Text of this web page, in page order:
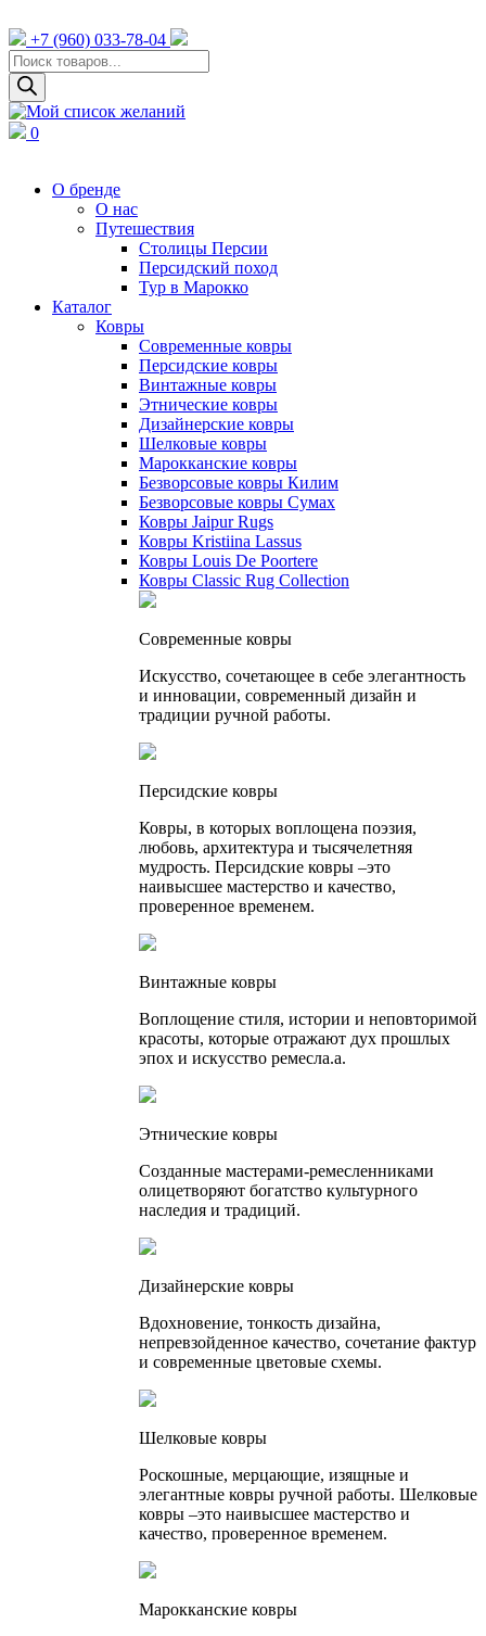
+7 (960) 033-78-04
Поиск
товаров
0
О бренде
О нас
Путешествия
Столицы Персии
Персидский поход
Тур в Марокко
Каталог
Ковры
Cовременные ковры
Персидские ковры
Винтажные ковры
Этнические ковры
Дизайнерские ковры
Шелковые ковры
Марокканские ковры
Безворсовые ковры Килим
Безворсовые ковры Сумах
Ковры Jaipur Rugs
Ковры Kristiina Lassus
Ковры Louis De Poortere
Ковры Classic Rug Collection
Cовременные ковры
Искусство, сочетающее в себе элегантность
и инновации, современный дизайн и
традиции ручной работы.
Персидские ковры
Ковры, в которых воплощена поэзия,
любовь, архитектура и тысячелетняя
мудрость. Персидские ковры –это
наивысшее мастерство и качество,
проверенное временем.
Винтажные ковры
Воплощение стиля, истории и неповторимой
красоты, которые отражают дух прошлых
эпох и искусство ремесла.а.
Этнические ковры
Созданные мастерами-ремесленниками
олицетворяют богатство культурного
наследия и традиций.
Дизайнерские ковры
Вдохновение, тонкость дизайна,
непревзойденное качество, сочетание фактур
и современные цветовые схемы.
Шелковые ковры
Роскошные, мерцающие, изящные и
элегантные ковры ручной работы. Шелковые
ковры –это наивысшее мастерство и
качество, проверенное временем.
Марокканские ковры